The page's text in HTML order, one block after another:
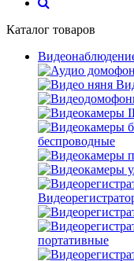
Каталог товаров
беспроводные
портативные